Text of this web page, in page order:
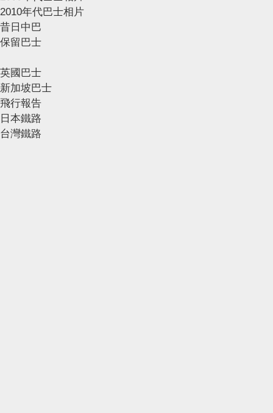
2010年代巴士相片
昔日中巴
保留巴士
英國巴士
新加坡巴士
飛行報告
日本鐵路
台灣鐵路